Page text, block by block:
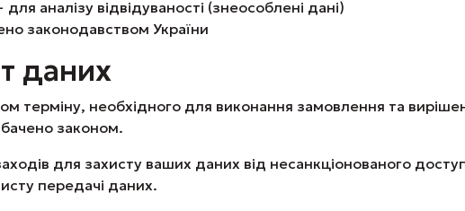
аналізу відвідуваності (знеособлені дані)
законодавством України
даних
терміну, необхідного для виконання замовлення та
законом.
для захисту ваших даних від несанкціонованого
передачі даних.